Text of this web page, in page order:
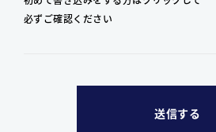
必ずご確認ください